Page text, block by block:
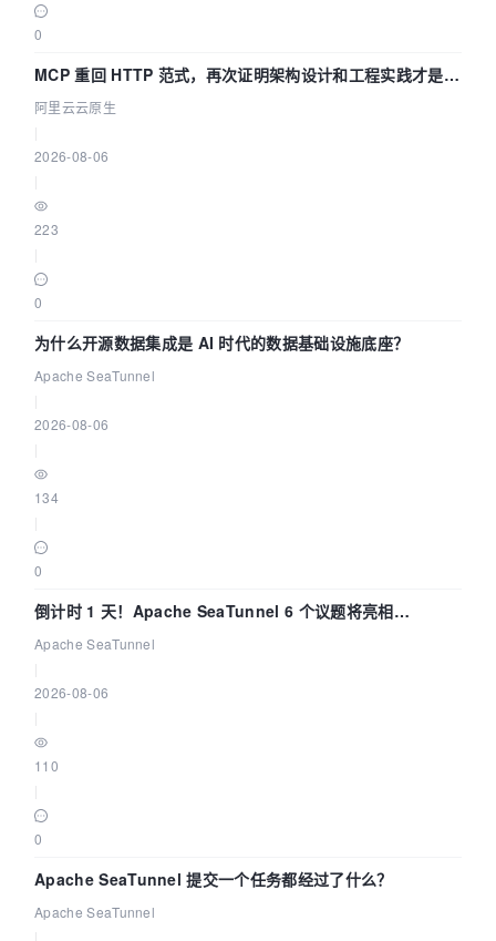
0
MCP 重回 HTTP 范式，再次证明架构设计和工程实践才是稀
缺资源
阿里云云原生
2026-08-06
223
0
为什么开源数据集成是 AI 时代的数据基础设施底座？
Apache SeaTunnel
2026-08-06
134
0
倒计时 1 天！Apache SeaTunnel 6 个议题将亮相
Community Over Code Asia 2026
Apache SeaTunnel
2026-08-06
110
0
Apache SeaTunnel 提交一个任务都经过了什么？
Apache SeaTunnel